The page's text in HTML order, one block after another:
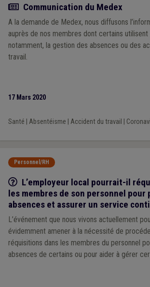
Actualité
Communication du Medex
A la demande de Medex, nous diffusons
auprès de nos membres dont certains
notamment, la gestion des absences ou des
travail.
17 Mars 2020
Santé Absentéisme Accident du travail
Personnel/RH
Q/R
L’employeur local pourrait-il
les membres de son personnel pour
absences et assurer un service
L’événement que nous vivons actuellement
évidemment amener à la nécessité de
réquisitions dans les membres du personnel
absences de certains ou pour aider à gérer